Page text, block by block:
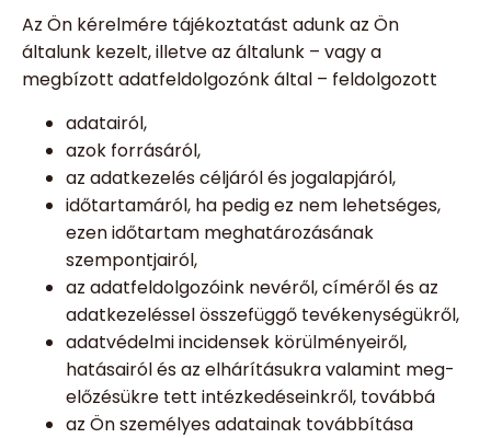
Az Ön kérelmére tájékoztatást adunk az Ön
általunk kezelt, illetve az általunk – vagy a
megbízott adatfeldolgozónk által – feldolgozott
adatairól,
azok forrásáról,
az adatkezelés céljáról és jogalapjáról,
időtartamáról, ha pedig ez nem lehetséges,
ezen időtartam meghatározásának
szempontjairól,
az adatfeldolgozóink nevéről, címéről és az
adatkezeléssel összefüggő tevékenységükről,
adatvédelmi incidensek körülményeiről,
hatásairól és az elhárításukra valamint meg-
előzésükre tett intézkedéseinkről, továbbá
az Ön személyes adatainak továbbítása